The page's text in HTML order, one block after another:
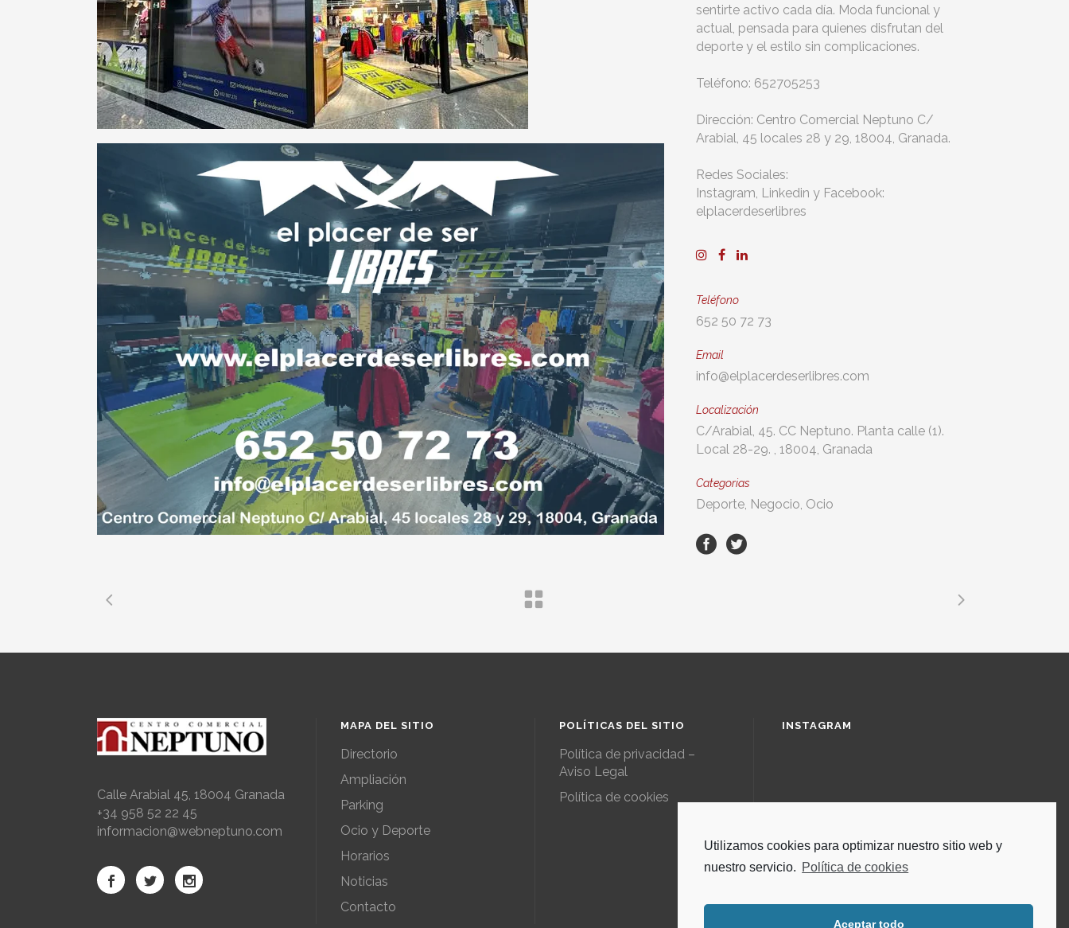
Utilizamos cookies para optimizar nuestro sitio web y
nuestro servicio. Política de cookies
Aceptar todo
sentirte activo cada día. Moda funcional y
actual, pensada para quienes disfrutan del
deporte y el estilo sin complicaciones.
Teléfono: 652705253
Dirección: Centro Comercial Neptuno C/
Arabial, 45 locales 28 y 29, 18004, Granada.
Redes Sociales:
Instagram, Linkedin y Facebook:
elplacerdeserlibres
Teléfono
652 50 72 73
Email
info@elplacerdeserlibres.com
Localización
C/Arabial, 45. CC Neptuno. Planta calle (1).
Local 28-29. , 18004, Granada
Categorias
Deporte, Negocio, Ocio
Calle Arabial 45, 18004 Granada
+34 958 52 22 45
informacion@webneptuno.com
MAPA DEL SITIO
Directorio
Ampliación
Parking
Ocio y Deporte
Horarios
Noticias
Contacto
POLÍTICAS DEL SITIO
Política de privacidad –
Aviso Legal
Política de cookies
INSTAGRAM